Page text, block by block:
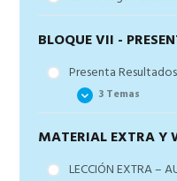
Los pasos de un
Los pasos de
Árbol Clasificador
Los pasos de la
Los pasos de un
Los pasos de un
multiclase
Los pasos de un
BLOQUE VII -
Presenta
3 Temas
La plantilla de
Fast Reporting
MATERIAL EXTRA Y
LECCIÓN EXTRA –